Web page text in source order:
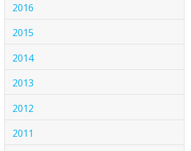
2016
2015
2014
2013
2012
2011